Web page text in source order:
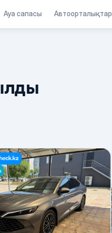
Ауа сапасы Автоорталықтар